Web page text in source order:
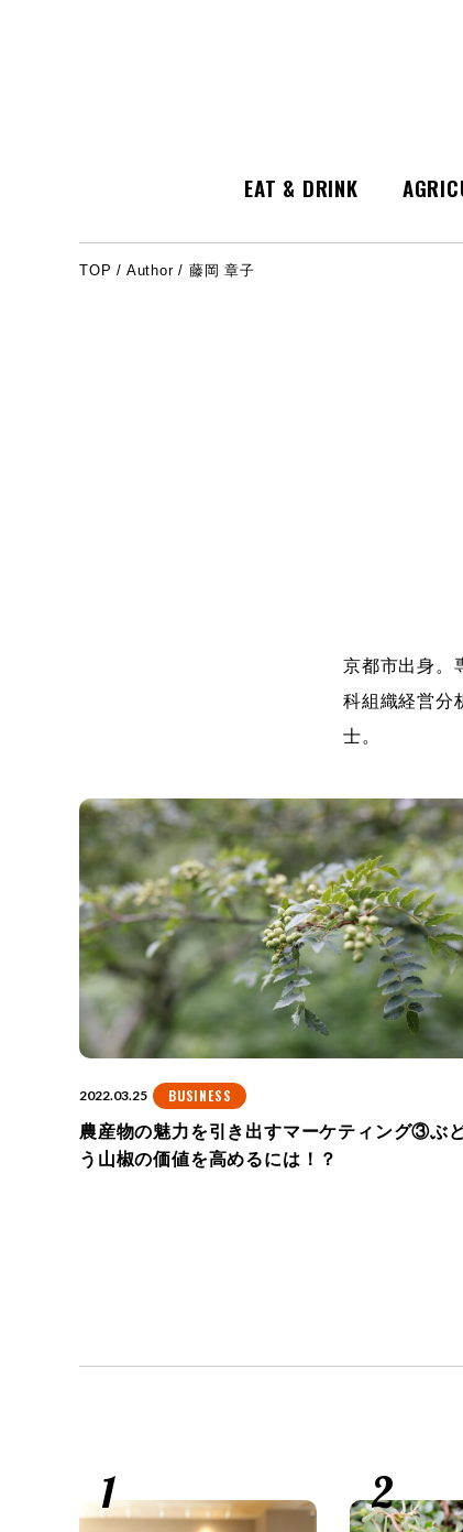
EAT & DRINK
TOP / Author/ 藤岡 章子
京都市出身。
科組織経営分
士。
2022.03.25
BUSINESS
農産物の魅力を引き出すマーケティング③ぶ
う山椒の価値を高めるには！？